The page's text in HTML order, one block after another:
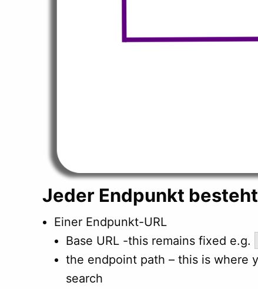
Jeder Endpunkt
Einer Endpunkt-URL
Base URL -this remains fixed e.g.
the endpoint path – this is where
search